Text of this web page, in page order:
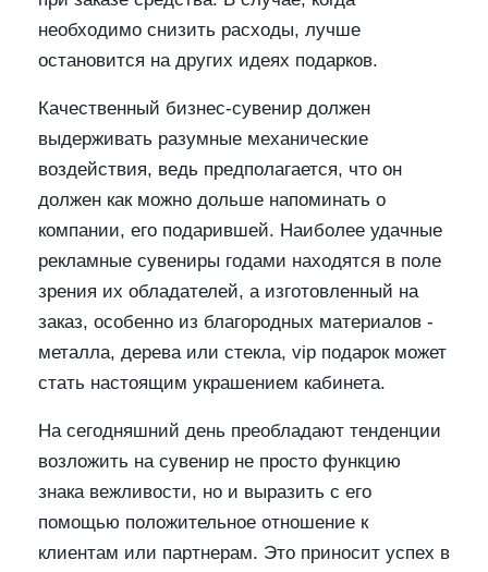
необходимо снизить расходы, лучше
остановится на других идеях подарков.
Качественный бизнес-сувенир должен
выдерживать разумные механические
воздействия, ведь предполагается, что он
должен как можно дольше напоминать о
компании, его подарившей. Наиболее удачные
рекламные сувениры годами находятся в поле
зрения их обладателей, а изготовленный на
заказ, особенно из благородных материалов -
металла, дерева или стекла, vip подарок может
стать настоящим украшением кабинета.
На сегодняшний день преобладают тенденции
возложить на сувенир не просто функцию
знака вежливости, но и выразить с его
помощью положительное отношение к
клиентам или партнерам. Это приносит успех в